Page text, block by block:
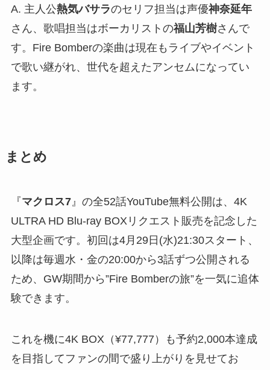
A. 主人公熱気バサラのセリフ担当は声優神奈延年
さん、歌唱担当はボーカリストの福山芳樹さんで
す。Fire Bomberの楽曲は現在もライブやイベント
で歌い継がれ、世代を超えたアンセムになってい
ます。
まとめ
『マクロス7』の全52話YouTube無料公開は、4K
ULTRA HD Blu-ray BOXリクエスト販売を記念した
大型企画です。初回は4月29日(水)21:30スタート、
以降は毎週水・金の20:00から3話ずつ公開される
ため、GW期間から”Fire Bomberの旅”を一気に追体
験できます。
これを機に4K BOX（¥77,777）も予約2,000本達成
を目指してファンの間で盛り上がりを見せてお